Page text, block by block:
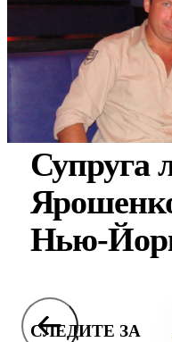
Супруга
Нью-
СЛЕДИТЕ ЗА